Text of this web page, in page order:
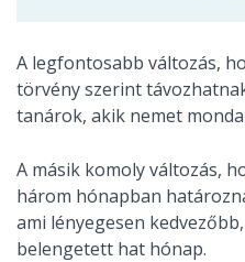
A legfontosabb változás,
törvény szerint
tanárok, akik nemet
A másik komoly változás,
három hónapban
ami lényegesen
belengetett hat hónap.